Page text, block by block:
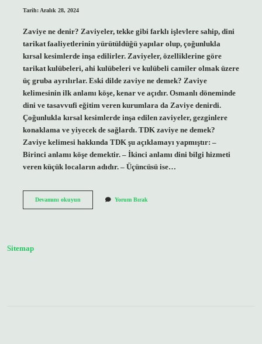
Tarih: Aralık 28, 2024
Zaviye ne denir? Zaviyeler, tekke gibi farklı işlevlere sahip, dini
tarikat faaliyetlerinin yürütüldüğü yapılar olup, çoğunlukla
kırsal kesimlerde inşa edilirler. Zaviyeler, özelliklerine göre
tarikat kulübeleri, ahi kulübeleri ve kulübeli camiler olmak üzere
üç gruba ayrılırlar. Eski dilde zaviye ne demek? Zaviye
kelimesinin ilk anlamı köşe, kenar ve açıdır. Osmanlı döneminde
dini ve tasavvufi eğitim veren kurumlara da Zaviye denirdi.
Çoğunlukla kırsal kesimlerde inşa edilen zaviyeler, gezginlere
konaklama ve yiyecek de sağlardı. TDK zaviye ne demek?
Zaviye kelimesi hakkında TDK şu açıklamayı yapmıştır: –
Birinci anlamı köşe demektir. – İkinci anlamı dini bilgi hizmeti
veren küçük locaların adıdır. – Üçüncüsü ise…
Devamını okuyunZaviye
Yorum Bırak
Sitemap